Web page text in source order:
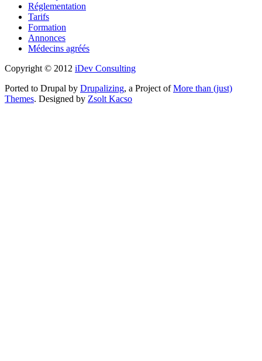
Réglementation
Tarifs
Formation
Annonces
Médecins agréés
Copyright © 2012 iDev Consulting
Ported to Drupal by Drupalizing, a Project ofMore than (just)
Themes. Designed by Zsolt Kacso